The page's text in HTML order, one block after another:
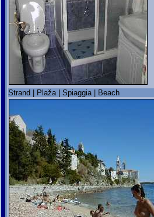
Strand | Plaža | Spiaggia | Beach